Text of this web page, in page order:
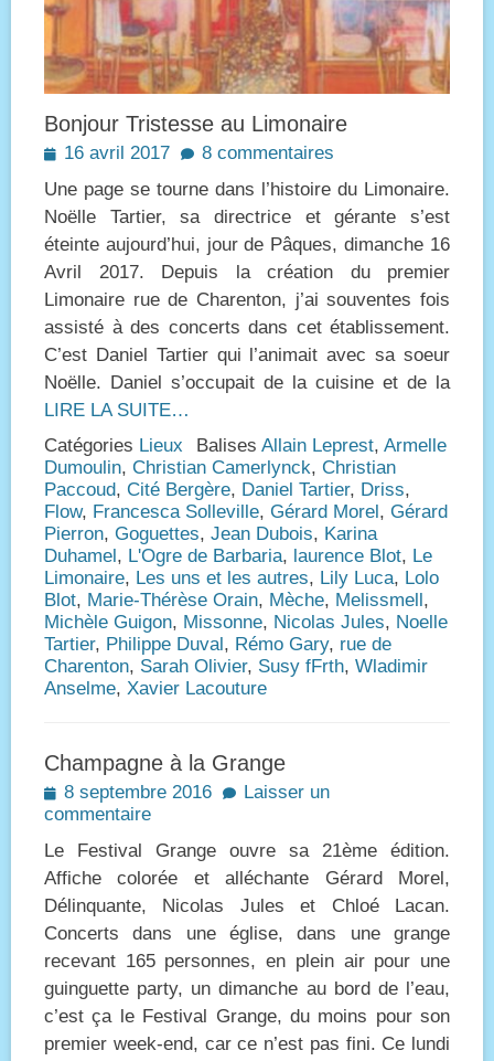
Bonjour Tristesse au Limonaire
Posted
16 avril 2017
8 commentaires
Une page se tourne dans l’histoire du Limonaire.
Noëlle Tartier, sa directrice et gérante s’est
éteinte aujourd’hui, jour de Pâques, dimanche 16
Avril 2017. Depuis la création du premier
Limonaire rue de Charenton, j’ai souventes fois
assisté à des concerts dans cet établissement.
C’est Daniel Tartier qui l’animait avec sa soeur
Noëlle. Daniel s’occupait de la cuisine et de la
LIRE LA SUITE…
Catégories Lieux Balises Allain Leprest, Armelle
Dumoulin, Christian Camerlynck, Christian
Paccoud, Cité Bergère, Daniel Tartier, Driss,
Flow, Francesca Solleville, Gérard Morel , Gérard
Pierron, Goguettes, Jean Dubois, Karina
Duhamel , L'Ogre de Barbaria, laurence Blot, Le
Limonaire, Les uns et les autres, Lily Luca, Lolo
Blot, Marie-Thérèse Orain, Mèche, Melissmell ,
Michèle Guigon, Missonne, Nicolas Jules, Noelle
Tartier, Philippe Duval , Rémo Gary, rue de
Charenton, Sarah Olivier, Susy fFrth, Wladimir
Anselme, Xavier Lacouture
Champagne à la Grange
Posted
on
8 septembre 2016
Laisser un
commentaire
Le Festival Grange ouvre sa 21ème édition.
Affiche colorée et alléchante Gérard Morel,
Délinquante, Nicolas Jules et Chloé Lacan.
Concerts dans une église, dans une grange
recevant 165 personnes, en plein air pour une
guinguette party, un dimanche au bord de l’eau,
c’est ça le Festival Grange, du moins pour son
premier week-end, car ce n’est pas fini. Ce lundi